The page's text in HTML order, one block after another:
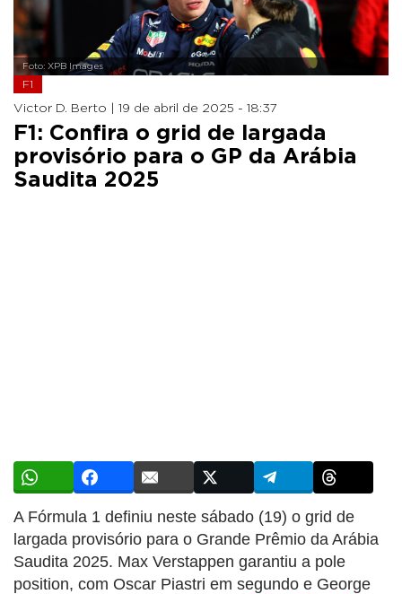
Foto: XPB Images
F1
Victor D. Berto | 19 de abril de 2025 - 18:37
F1: Confira o grid de largada
provisório para o GP da Arábia
Saudita 2025
A Fórmula 1 definiu neste sábado (19) o grid de
largada provisório para o Grande Prêmio da Arábia
Saudita 2025. Max Verstappen garantiu a pole
position, com Oscar Piastri em segundo e George